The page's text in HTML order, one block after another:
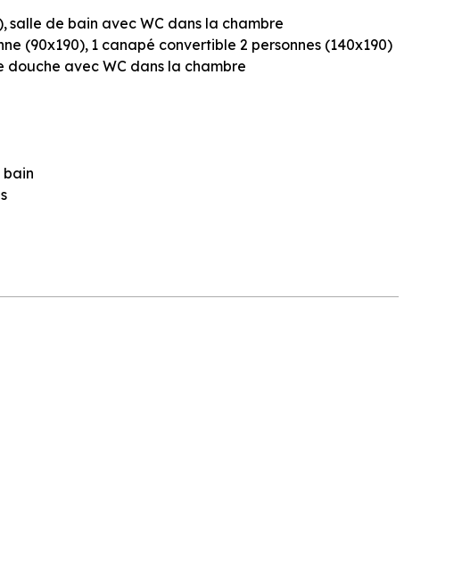
salle de bain avec WC dans la chambre
(90x190) 1 canapé convertible 2 personnes (140x190)
douche avec WC dans la chambre
bain